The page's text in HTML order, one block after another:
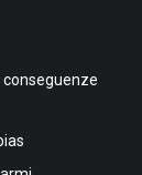
conseguenze